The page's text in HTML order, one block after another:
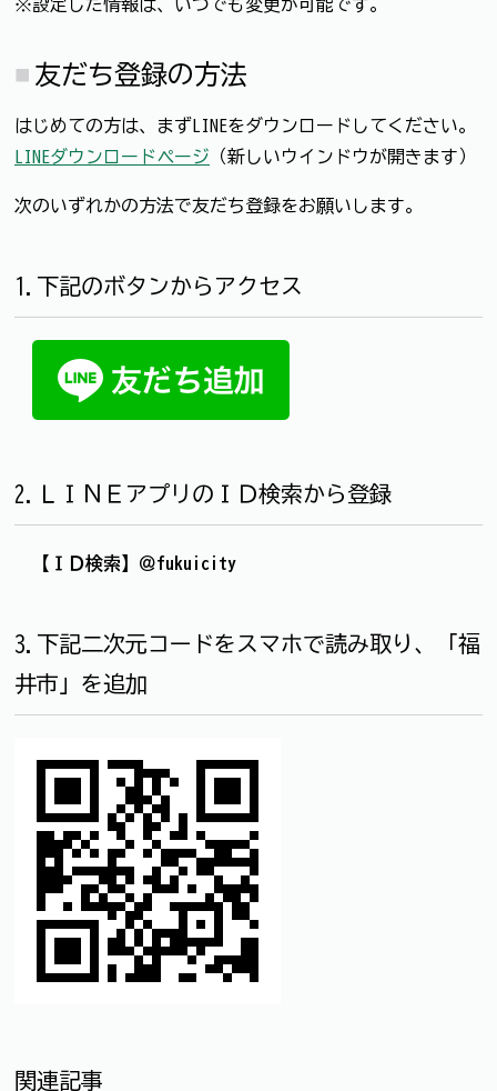
※設定した情報は、いつでも変更が可能です。
友だち登録の方法
はじめての方は、まずLINEをダウンロードしてください。
LINEダウンロードページ （新しいウインドウが開きます）
次のいずれかの方法で友だち登録をお願いします。
1.下記のボタンからアクセス
2.ＬＩＮＥアプリのＩＤ検索から登録
【ＩＤ検索】 ＠fuku icity
3.下記二次元コードをスマホで読み取り、「福
井市」を追加
関連記事